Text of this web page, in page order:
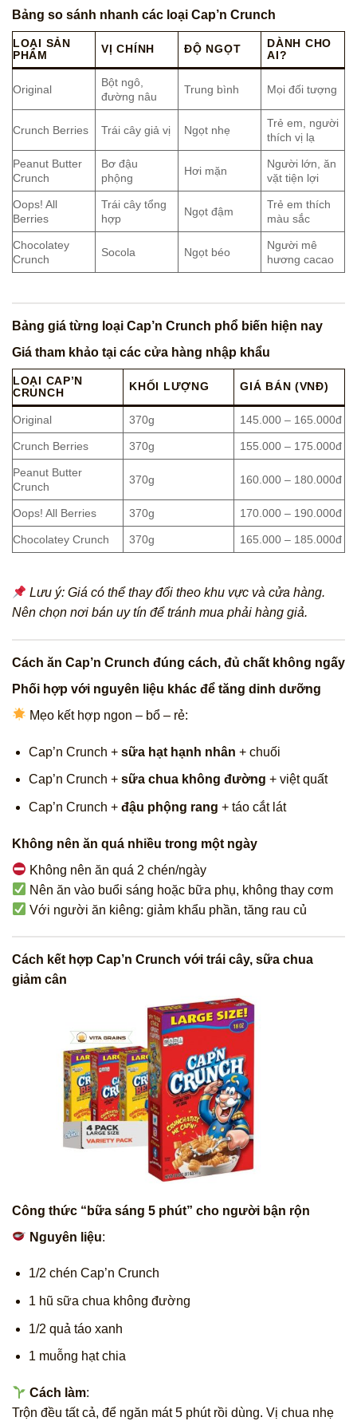
Bảng so sánh nhanh các loại Cap’n Crunch
LOẠI SẢN
PHẨM
VỊ CHÍNH ĐỘ NGỌT
DÀNH CHO
AI?
Original
Bột ngô,
đường nâu
Trung bình Mọi đối tượng
Crunch Berries Trái cây giả vị Ngọt nhẹ
Trẻ em, người
thích vị lạ
Peanut Butter
Crunch
Bơ đậu
phộng
Hơi mặn
Người lớn, ăn
vặt tiện lợi
Oops! All
Berries
Trái cây tổng
hợp
Ngọt đậm
Trẻ em thích
màu sắc
Chocolatey
Crunch
Socola Ngọt béo
Người mê
hương cacao
Bảng giá từng loại Cap’n Crunch phổ biến hiện nay
Giá tham khảo tại các cửa hàng nhập khẩu
LOẠI CAP’N
CRUNCH
KHỐI LƯỢNG GIÁ BÁN (VNĐ)
Original 370g 145.000 – 165.000đ
Crunch Berries 370g 155.000 – 175.000đ
Peanut Butter
Crunch
370g 160.000 – 180.000đ
Oops! All Berries 370g 170.000 – 190.000đ
Chocolatey Crunch 370g 165.000 – 185.000đ
Lưu ý: Giá có thể thay đổi theo khu vực và cửa hàng.
Nên chọn nơi bán uy tín để tránh mua phải hàng giả.
Cách ăn Cap’n Crunch đúng cách, đủ chất không ngấy
Phối hợp với nguyên liệu khác để tăng dinh dưỡng
Mẹo kết hợp ngon – bổ – rẻ:
Cap’n Crunch + sữa hạt hạnh nhân + chuối
Cap’n Crunch + sữa chua không đường + việt quất
Cap’n Crunch + đậu phộng rang + táo cắt lát
Không nên ăn quá nhiều trong một ngày
Không nên ăn quá 2 chén/ngày
Nên ăn vào buổi sáng hoặc bữa phụ, không thay cơm
Với người ăn kiêng: giảm khẩu phần, tăng rau củ
Cách kết hợp Cap’n Crunch với trái cây, sữa chua
giảm cân
Công thức “bữa sáng 5 phút” cho người bận rộn
Nguyên liệu:
1/2 chén Cap’n Crunch
1 hũ sữa chua không đường
1/2 quả táo xanh
1 muỗng hạt chia
Cách làm:
Trộn đều tất cả, để ngăn mát 5 phút rồi dùng. Vị chua nhẹ